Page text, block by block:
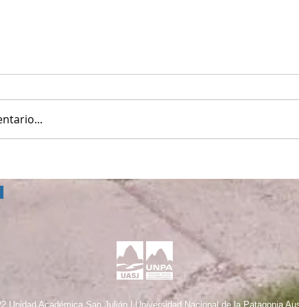
Unidad Académica San Julián | Universidad Nacional de la Patagonia